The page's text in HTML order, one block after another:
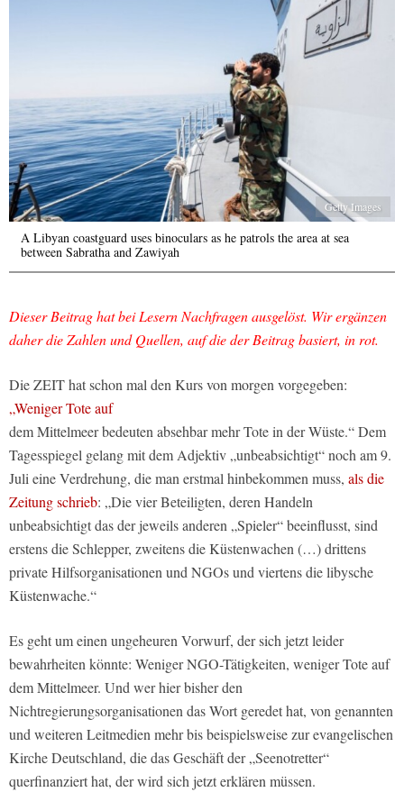
Getty Images
A Libyan coastguard uses binoculars as he patrols the area at sea
between Sabratha and Zawiyah
Dieser Beitrag hat bei Lesern Nachfragen ausgelöst. Wir ergänzen
daher die Zahlen und Quellen, auf die der Beitrag basiert, in rot.
Die ZEIT hat schon mal den Kurs von morgen vorgegeben:
„Weniger Tote auf
dem Mittelmeer bedeuten absehbar mehr Tote in der Wüste.“ Dem
Tagesspiegel gelang mit dem Adjektiv „unbeabsichtigt“ noch am 9.
Juli eine Verdrehung, die man erstmal hinbekommen muss, als die
Zeitung schrieb: „Die vier Beteiligten, deren Handeln
unbeabsichtigt das der jeweils anderen „Spieler“ beeinflusst, sind
erstens die Schlepper, zweitens die Küstenwachen (…) drittens
private Hilfsorganisationen und NGOs und viertens die libysche
Küstenwache.“
Es geht um einen ungeheuren Vorwurf, der sich jetzt leider
bewahrheiten könnte: Weniger NGO-Tätigkeiten, weniger Tote auf
dem Mittelmeer. Und wer hier bisher den
Nichtregierungsorganisationen das Wort geredet hat, von genannten
und weiteren Leitmedien mehr bis beispielsweise zur evangelischen
Kirche Deutschland, die das Geschäft der „Seenotretter“
querfinanziert hat, der wird sich jetzt erklären müssen.